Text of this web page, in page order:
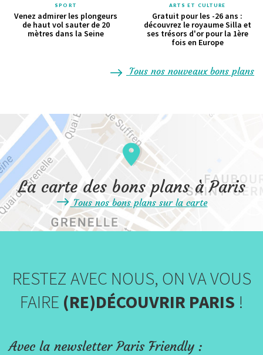
SPORT
Venez admirer les plongeurs
de haut vol sauter de 20
mètres dans la Seine
ARTS ET CULTURE
Gratuit pour les -26 ans :
découvrez le royaume Silla et
ses trésors d'or pour la 1ère
fois en Europe
Tous nos nouveaux bons plans
La carte des bons plans à Paris
Tous nos bons plans sur la carte
RESTEZ AVEC NOUS, ON VA VOUS
FAIRE (RE)DÉCOUVRIR PARIS !
Avec la newsletter Paris Friendly :